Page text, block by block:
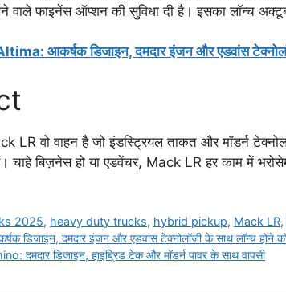
फाइनेंस ऑप्शन की सुविधा दी है। इसका लॉन्च
आकर्षक डिजाइन, दमदार इंजन और एडवांस
वो वाहन है जो इंडस्ट्रियल ताकत और मॉडर्न
चाहे बिज़नेस हो या एडवेंचर, Mack LR हर काम में
2025, heavy duty trucks, hybrid pickup, Mack LR,
डिजाइन, दमदार इंजन और एडवांस टेक्नोलॉजी के साथ लॉन्च होने
डिजाइन, हाइब्रिड टेक और मॉडर्न पावर के साथ वापसी